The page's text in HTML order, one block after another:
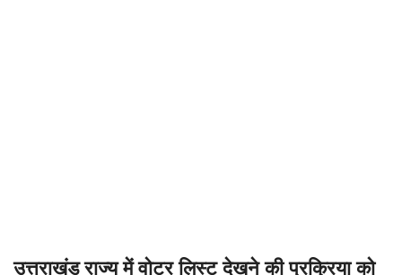
उत्तराखंड राज्य में वोटर लिस्ट देखने की प्रक्रिया को